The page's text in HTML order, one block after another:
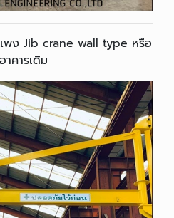
พง Jib crane wall type หรือ
คารเดิม